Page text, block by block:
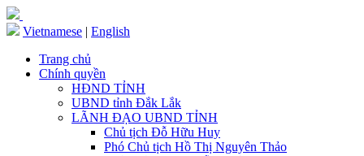
Vietnamese | English
Trang chủ
Chính quyền
HĐND TỈNH
UBND tỉnh Đắk Lắk
LÃNH ĐẠO UBND TỈNH
Chủ tịch Đỗ Hữu Huy
Phó Chủ tịch Hồ Thị Nguyên Thảo